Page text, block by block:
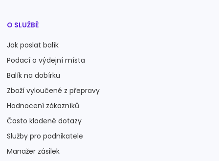
O SLUŽBĚ
Jak poslat balík
Podací a výdejní místa
Balík na dobírku
Zboží vyloučené z přepravy
Hodnocení zákazníků
Často kladené dotazy
Služby pro podnikatele
Manažer zásilek